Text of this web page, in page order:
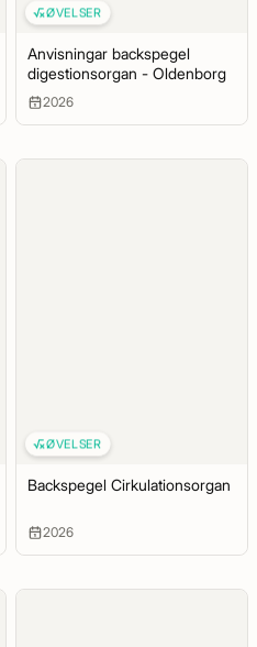
ØVELSER
Anvisningar backspegel
digestionsorgan - Oldenborg
2026
ØVELSER
Backspegel Cirkulationsorgan
2026